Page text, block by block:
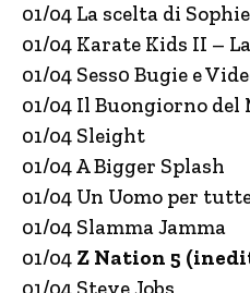
01/04 La scelta di Sophie
01/04 Karate Kids II –
01/04 Sess0 Bugie e
01/04 Il Buongiorno
01/04 Sleight
01/04 A Bigger Splash
01/04 Un Uomo per
01/04 Slamma Jamma
01/04 Z Nation 5